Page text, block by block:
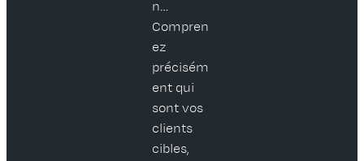
n…
Compren
ez
précisém
ent qui
sont vos
clients
cibles,